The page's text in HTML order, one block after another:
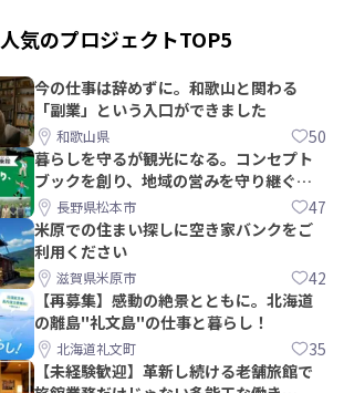
気のプロジェクトTOP5
今の仕事は辞めずに。和歌山と関わる
「副業」という入口ができました
和歌山県 50
暮らしを守るが観光になる。コンセプト
ブックを創り、地域の営みを守り継ぐ仲
間を集めませんか？
長野県松本市 47
米原での住まい探しに空き家バンクをご
利用ください
滋賀県米原市 42
【再募集】感動の絶景とともに。北海道
の離島"礼文島"の仕事と暮らし！
北海道礼文町 35
【未経験歓迎】革新し続ける老舗旅館で